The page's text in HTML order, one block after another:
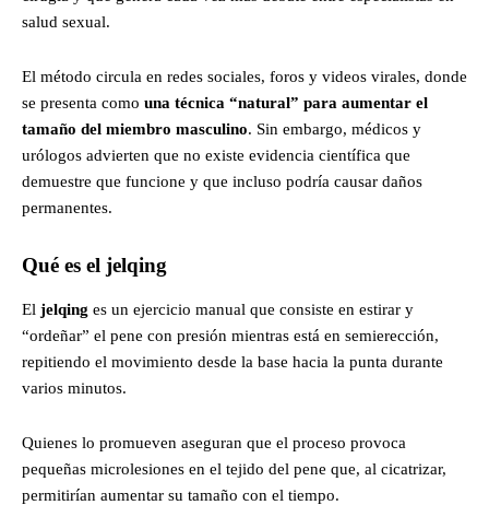
salud sexual.
El método circula en redes sociales, foros y videos virales, donde
se presenta como una técnica “natural” para aumentar el
tamaño del miembro masculino. Sin embargo, médicos y
urólogos advierten que no existe evidencia científica que
demuestre que funcione y que incluso podría causar daños
permanentes.
Qué es el jelqing
El jelqing es un ejercicio manual que consiste en estirar y
“ordeñar” el pene con presión mientras está en semierección,
repitiendo el movimiento desde la base hacia la punta durante
varios minutos.
Quienes lo promueven aseguran que el proceso provoca
pequeñas microlesiones en el tejido del pene que, al cicatrizar,
permitirían aumentar su tamaño con el tiempo.